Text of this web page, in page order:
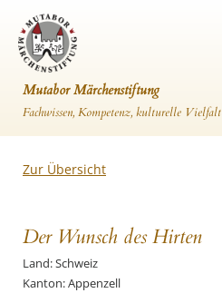
Mutabor Märchenstiftung
Fachwissen, Kompetenz, kulturelle Vielfalt
Zur Übersicht
Der Wunsch des Hirten
Land: Schweiz
Kanton: Appenzell